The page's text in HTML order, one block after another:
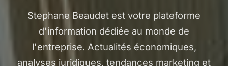
Stephane Beaudet est votre plateforme
d'information dédiée au monde de
l'entreprise. Actualités économiques,
analyses juridiques, tendances marketing et